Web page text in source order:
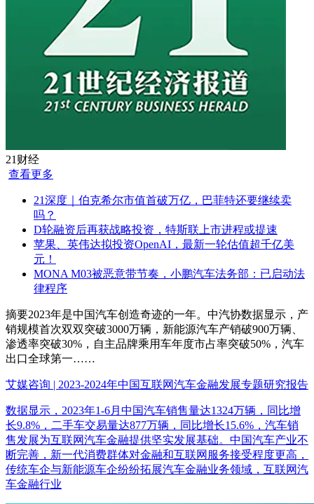
21财经
查看更多
21深度｜伯克希尔市值首破万亿，巴菲特还要继续卖
吗？
D轮融资后再获战略投资，特斯联上市进程或提速
苹果、英伟达拟投资OpenAI，最新一轮估值超千亿美
元！
MONA M03被恶意带节奏，小鹏汽车法务部：已启动法
律程序
摘要2023年是中国汽车创造奇迹的一年。中汽协数据显示，产
销规模首次双双突破3000万辆，新能源汽车产销破900万辆、
渗透率突破30%，自主品牌乘用车年度市占率突破50%，汽车
出口全球第一……
艾媒咨询 | 2023-2024年中国互联网汽车金融发展专题研究报告
数据显示，2023年1-6月中国汽车销售量达1324万辆，同比增
长9.8%，二手车交易量达877万辆，同比增长15.6%，汽车销
售发展为互联网汽车金融提供坚实发展基础。中国汽车产业不
断完善，新一代消费群体对金融和互联网服务接受程度更高，
传统车企与新能源车企纷纷拓展汽车金融业务领域，互联网汽
车金融行业